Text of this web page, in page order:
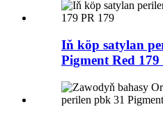
Iň köp satylan
Pigment Red 179